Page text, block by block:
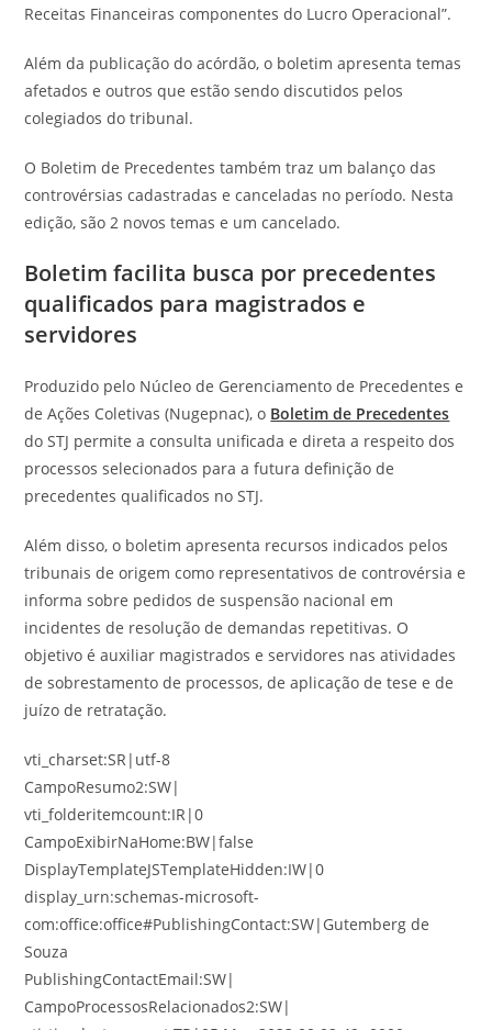
Receitas Financeiras componentes do Lucro Operacional”.
Além da publicação do acórdão, o boletim apresenta temas
afetados e outros que estão sendo discutidos pelos
colegiados do tribunal.
O Boletim de Precedentes também traz um balanço das
controvérsias cadastradas e canceladas no período. Nesta
edição, são 2 novos temas e um cancelado.
Boletim facilita busca por precedentes
qualificados para magistrados e
servidores
Produzido pelo Núcleo de Gerenciamento de Precedentes e
de Ações Coletivas (Nugepnac), o Boletim de Precedentes
do STJ permite a consulta unificada e direta a respeito dos
processos selecionados para a futura definição de
precedentes qualificados no STJ.
Além disso, o boletim apresenta recursos indicados pelos
tribunais de origem como representativos de controvérsia e
informa sobre pedidos de suspensão nacional em
incidentes de resolução de demandas repetitivas. O
objetivo é auxiliar magistrados e servidores nas atividades
de sobrestamento de processos, de aplicação de tese e de
juízo de retratação.
vti_charset:SR|utf-8
CampoResumo2:SW|
vti_folderitemcount:IR|0
CampoExibirNaHome:BW|false
DisplayTemplateJSTemplateHidden:IW|0
display_urn:schemas-microsoft-
com:office:office#PublishingContact:SW|Gutemberg de
Souza
PublishingContactEmail:SW|
CampoProcessosRelacionados2:SW|